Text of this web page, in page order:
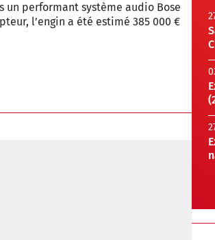
performant système audio Bose
l’engin a été estimé 385 000 €